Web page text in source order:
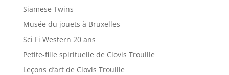
Siamese Twins
Musée du jouets à Bruxelles
Sci Fi Western 20 ans
Petite-fille spirituelle de Clovis Trouille
Leçons d’art de Clovis Trouille